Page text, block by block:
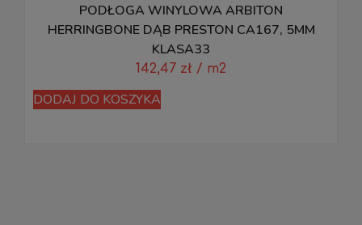
PODŁOGA WINYLOWA ARBITON
HERRINGBONE DĄB PRESTON CA167, 5MM
KLASA33
142,47 zł / m2
DODAJ DO KOSZYKA